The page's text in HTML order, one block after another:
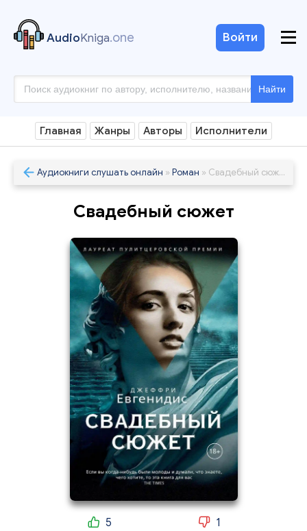
AudioKniga.one
Найти
Войти
Главная Жанры Авторы Исполнители
Аудиокниги слушать онлайн » Роман » Свадебный сюжет
Свадебный сюжет
5 1